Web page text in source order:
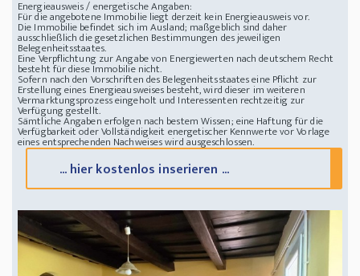
Sümeg finden Sie alle wichtigen Dienstleistungen: Schule, Kindergarten,
Geschäfte, Restaurants, medizinische Versorgung Die Gegend bietet
ausgezeichnete Wander- und Ausflügemöglichkeiten und ist damit eine
hervorragende Wahl für Naturliebhaber. ➤ Wenn Sie ein ruhiges Landhaus
suchen, in dem die Nähe der Natur auf eine praktische Grundriss trifft, ist
diese Immobilie eine ausgezeichnete Option für einen dauerhaften
Wohnsitz, ein Wochenendhaus oder die Landwirtschaft. Bitte rufen Sie uns
gerne an, wir zeigen es Ihnen im Falle eines Termins!
Lage in der Nähe von: SümegIm Komitat Zala ein 102m2 Haus mit
1800m2 Grund
Energieausweis / energetische Angaben:
Für die angebotene Immobilie liegt derzeit kein Energieausweis vor.
Die Immobilie befindet sich im Ausland; maßgeblich sind daher
ausschließlich die gesetzlichen Bestimmungen des jeweiligen
Belegenheitsstaates.
Eine Verpflichtung zur Angabe von Energiewerten nach deutschem Recht
besteht für diese Immobilie nicht.
Sofern nach den Vorschriften des Belegenheitsstaates eine Pflicht zur
Erstellung eines Energieausweises besteht, wird dieser im weiteren
Vermarktungsprozess eingeholt und Interessenten rechtzeitig zur
Verfügung gestellt.
Sämtliche Angaben erfolgen nach bestem Wissen; eine Haftung für die
Verfügbarkeit oder Vollständigkeit energetischer Kennwerte vor Vorlage
eines entsprechenden Nachweises wird ausgeschlossen.
... hier kostenlos inserieren ...